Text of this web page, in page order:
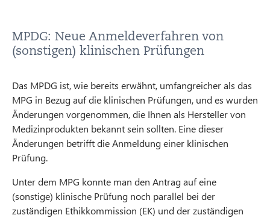
MPDG: Neue Anmeldeverfahren von
(sonstigen) klinischen Prüfungen
Das MPDG ist, wie bereits erwähnt, umfangreicher als das
MPG in Bezug auf die klinischen Prüfungen, und es wurden
Änderungen vorgenommen, die Ihnen als Hersteller von
Medizinprodukten bekannt sein sollten. Eine dieser
Änderungen betrifft die Anmeldung einer klinischen
Prüfung.
Unter dem MPG konnte man den Antrag auf eine
(sonstige) klinische Prüfung noch parallel bei der
zuständigen Ethikkommission (EK) und der zuständigen